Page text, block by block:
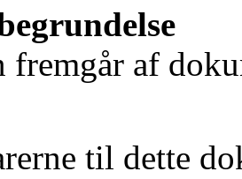
fremgår af
til dette